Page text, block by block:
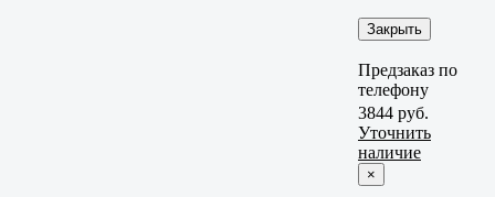
Закрыть
Предзаказ по
телефону
3844 руб.
Уточнить
наличие
×